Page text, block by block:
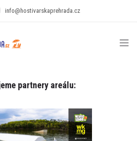
info@hostivarskaprehrada.cz
partnery areálu: